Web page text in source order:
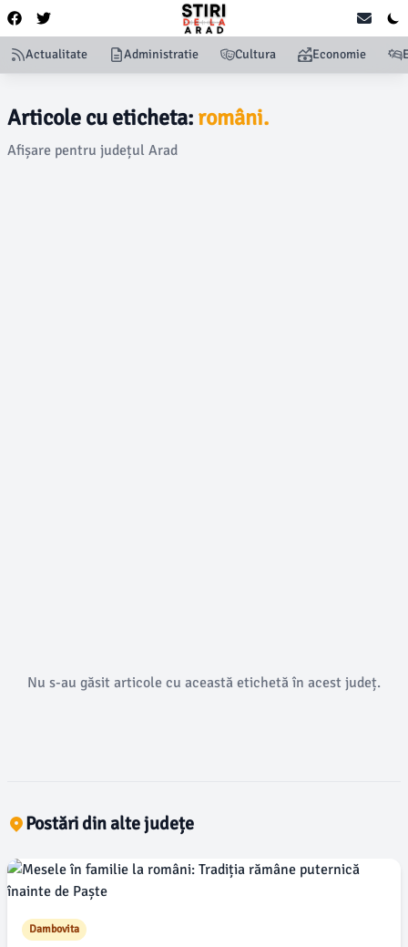
Actualitate Administratie Cultura Economie
Articole cu eticheta: români.
Afișare pentru județul Arad
Nu s-au găsit articole cu această etichetă în acest județ.
Postări din alte județe
Dambovita